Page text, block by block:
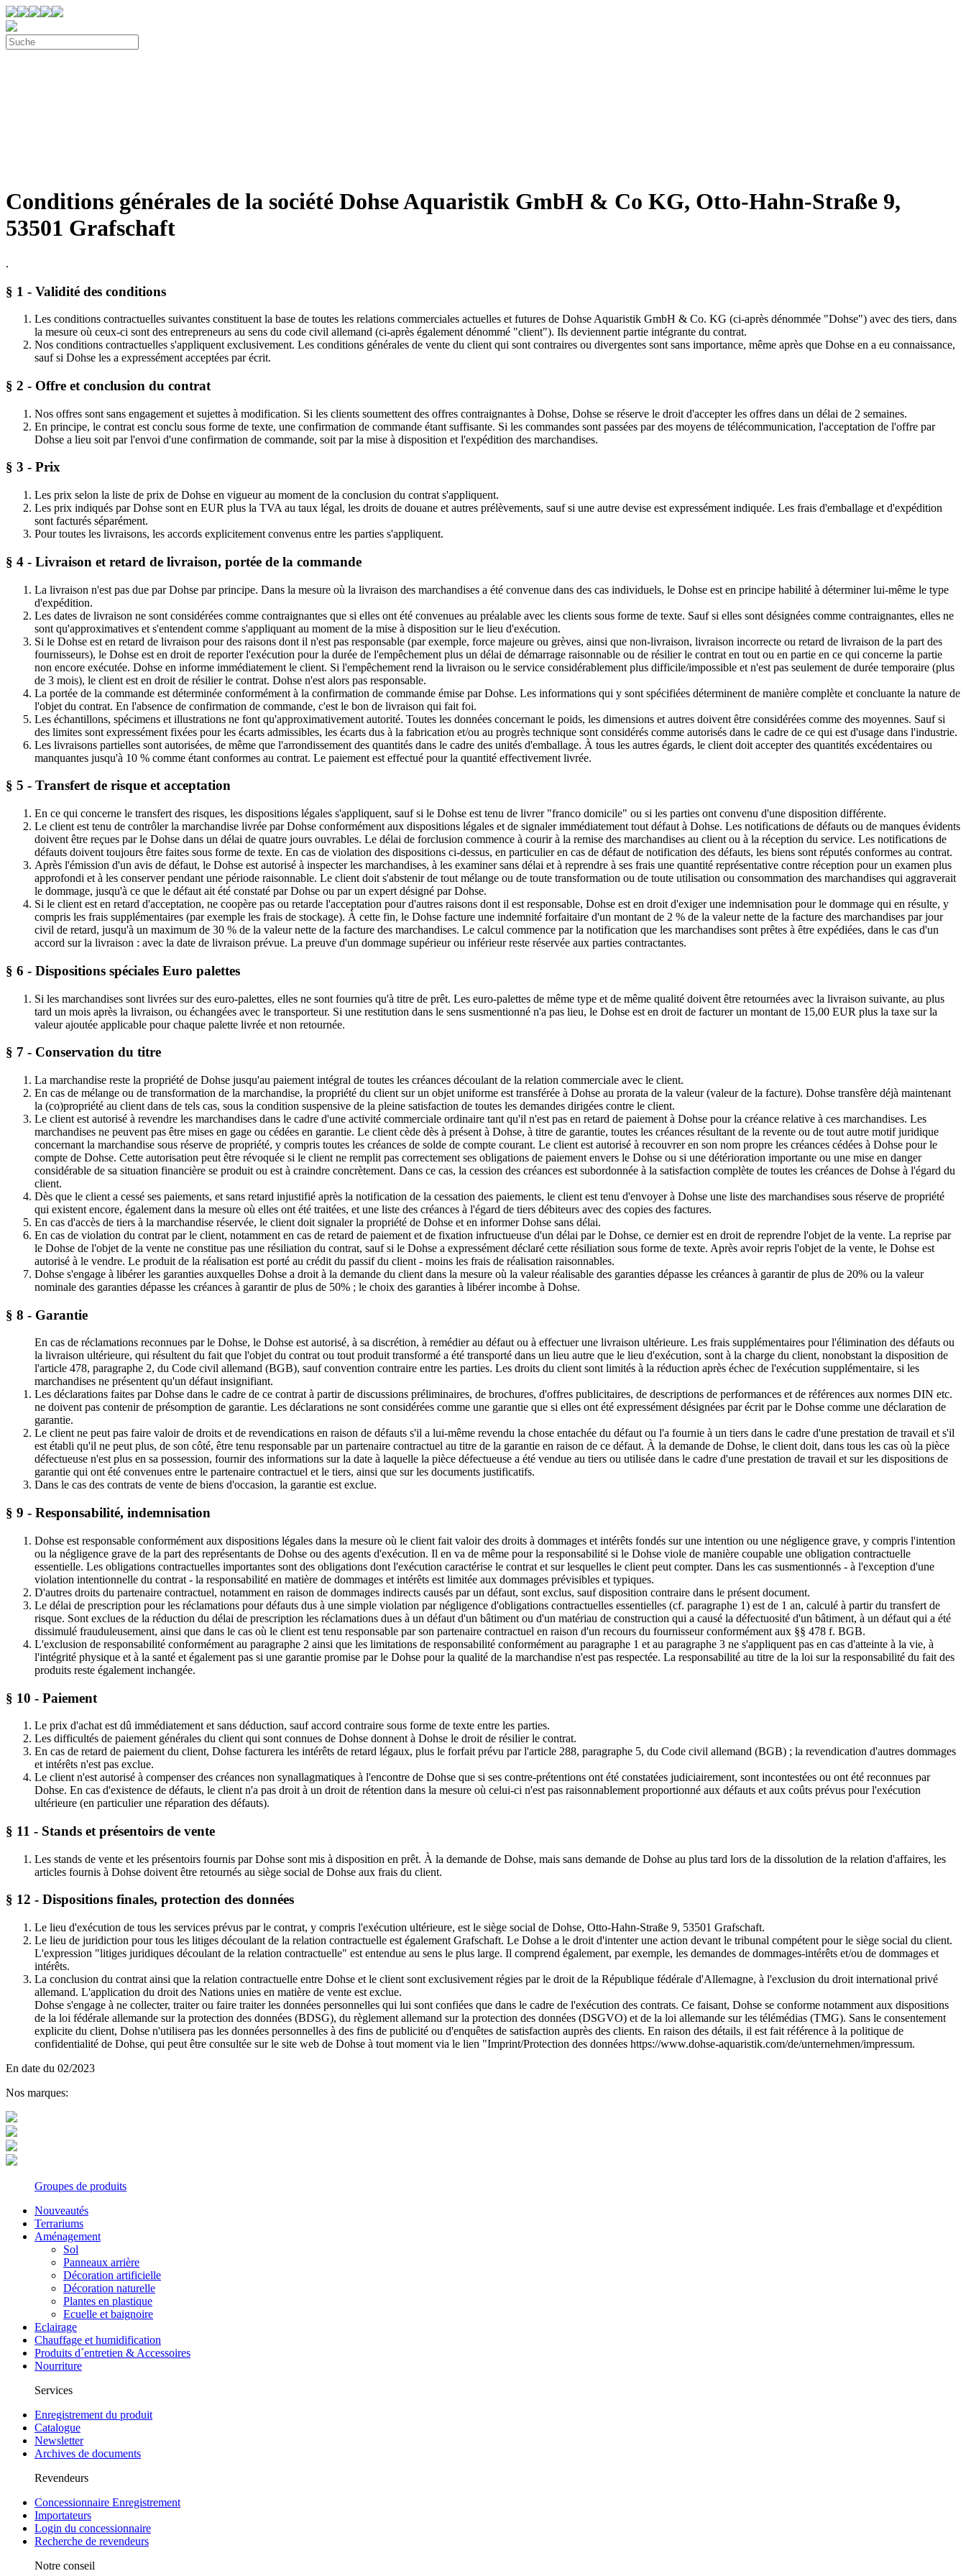
Conditions générales de la société Dohse Aquaristik GmbH & Co KG, Otto-Hahn-Straße 9,
53501 Grafschaft
.
§ 1 - Validité des conditions
Les conditions contractuelles suivantes constituent la base de toutes les relations commerciales actuelles et futures de Dohse Aquaristik GmbH & Co. KG (ci-après dénommée "Dohse") avec des tiers, dans
la mesure où ceux-ci sont des entrepreneurs au sens du code civil allemand (ci-après également dénommé "client"). Ils deviennent partie intégrante du contrat.
Nos conditions contractuelles s'appliquent exclusivement. Les conditions générales de vente du client qui sont contraires ou divergentes sont sans importance, même après que Dohse en a eu connaissance,
sauf si Dohse les a expressément acceptées par écrit.
§ 2 - Offre et conclusion du contrat
Nos offres sont sans engagement et sujettes à modification. Si les clients soumettent des offres contraignantes à Dohse, Dohse se réserve le droit d'accepter les offres dans un délai de 2 semaines.
En principe, le contrat est conclu sous forme de texte, une confirmation de commande étant suffisante. Si les commandes sont passées par des moyens de télécommunication, l'acceptation de l'offre par
Dohse a lieu soit par l'envoi d'une confirmation de commande, soit par la mise à disposition et l'expédition des marchandises.
§ 3 - Prix
Les prix selon la liste de prix de Dohse en vigueur au moment de la conclusion du contrat s'appliquent.
Les prix indiqués par Dohse sont en EUR plus la TVA au taux légal, les droits de douane et autres prélèvements, sauf si une autre devise est expressément indiquée. Les frais d'emballage et d'expédition
sont facturés séparément.
Pour toutes les livraisons, les accords explicitement convenus entre les parties s'appliquent.
§ 4 - Livraison et retard de livraison, portée de la commande
La livraison n'est pas due par Dohse par principe. Dans la mesure où la livraison des marchandises a été convenue dans des cas individuels, le Dohse est en principe habilité à déterminer lui-même le type
d'expédition.
Les dates de livraison ne sont considérées comme contraignantes que si elles ont été convenues au préalable avec les clients sous forme de texte. Sauf si elles sont désignées comme contraignantes, elles ne
sont qu'approximatives et s'entendent comme s'appliquant au moment de la mise à disposition sur le lieu d'exécution.
Si le Dohse est en retard de livraison pour des raisons dont il n'est pas responsable (par exemple, force majeure ou grèves, ainsi que non-livraison, livraison incorrecte ou retard de livraison de la part des
fournisseurs), le Dohse est en droit de reporter l'exécution pour la durée de l'empêchement plus un délai de démarrage raisonnable ou de résilier le contrat en tout ou en partie en ce qui concerne la partie
non encore exécutée. Dohse en informe immédiatement le client. Si l'empêchement rend la livraison ou le service considérablement plus difficile/impossible et n'est pas seulement de durée temporaire (plus
de 3 mois), le client est en droit de résilier le contrat. Dohse n'est alors pas responsable.
La portée de la commande est déterminée conformément à la confirmation de commande émise par Dohse. Les informations qui y sont spécifiées déterminent de manière complète et concluante la nature de
l'objet du contrat. En l'absence de confirmation de commande, c'est le bon de livraison qui fait foi.
Les échantillons, spécimens et illustrations ne font qu'approximativement autorité. Toutes les données concernant le poids, les dimensions et autres doivent être considérées comme des moyennes. Sauf si
des limites sont expressément fixées pour les écarts admissibles, les écarts dus à la fabrication et/ou au progrès technique sont considérés comme autorisés dans le cadre de ce qui est d'usage dans l'industrie.
Les livraisons partielles sont autorisées, de même que l'arrondissement des quantités dans le cadre des unités d'emballage. À tous les autres égards, le client doit accepter des quantités excédentaires ou
manquantes jusqu'à 10 % comme étant conformes au contrat. Le paiement est effectué pour la quantité effectivement livrée.
§ 5 - Transfert de risque et acceptation
En ce qui concerne le transfert des risques, les dispositions légales s'appliquent, sauf si le Dohse est tenu de livrer "franco domicile" ou si les parties ont convenu d'une disposition différente.
Le client est tenu de contrôler la marchandise livrée par Dohse conformément aux dispositions légales et de signaler immédiatement tout défaut à Dohse. Les notifications de défauts ou de manques évidents
doivent être reçues par le Dohse dans un délai de quatre jours ouvrables. Le délai de forclusion commence à courir à la remise des marchandises au client ou à la réception du service. Les notifications de
défauts doivent toujours être faites sous forme de texte. En cas de violation des dispositions ci-dessus, en particulier en cas de défaut de notification des défauts, les biens sont réputés conformes au contrat.
Après l'émission d'un avis de défaut, le Dohse est autorisé à inspecter les marchandises, à les examiner sans délai et à reprendre à ses frais une quantité représentative contre réception pour un examen plus
approfondi et à les conserver pendant une période raisonnable. Le client doit s'abstenir de tout mélange ou de toute transformation ou de toute utilisation ou consommation des marchandises qui aggraverait
le dommage, jusqu'à ce que le défaut ait été constaté par Dohse ou par un expert désigné par Dohse.
Si le client est en retard d'acceptation, ne coopère pas ou retarde l'acceptation pour d'autres raisons dont il est responsable, Dohse est en droit d'exiger une indemnisation pour le dommage qui en résulte, y
compris les frais supplémentaires (par exemple les frais de stockage). À cette fin, le Dohse facture une indemnité forfaitaire d'un montant de 2 % de la valeur nette de la facture des marchandises par jour
civil de retard, jusqu'à un maximum de 30 % de la valeur nette de la facture des marchandises. Le calcul commence par la notification que les marchandises sont prêtes à être expédiées, dans le cas d'un
accord sur la livraison : avec la date de livraison prévue. La preuve d'un dommage supérieur ou inférieur reste réservée aux parties contractantes.
§ 6 - Dispositions spéciales Euro palettes
Si les marchandises sont livrées sur des euro-palettes, elles ne sont fournies qu'à titre de prêt. Les euro-palettes de même type et de même qualité doivent être retournées avec la livraison suivante, au plus
tard un mois après la livraison, ou échangées avec le transporteur. Si une restitution dans le sens susmentionné n'a pas lieu, le Dohse est en droit de facturer un montant de 15,00 EUR plus la taxe sur la
valeur ajoutée applicable pour chaque palette livrée et non retournée.
§ 7 - Conservation du titre
La marchandise reste la propriété de Dohse jusqu'au paiement intégral de toutes les créances découlant de la relation commerciale avec le client.
En cas de mélange ou de transformation de la marchandise, la propriété du client sur un objet uniforme est transférée à Dohse au prorata de la valeur (valeur de la facture). Dohse transfère déjà maintenant
la (co)propriété au client dans de tels cas, sous la condition suspensive de la pleine satisfaction de toutes les demandes dirigées contre le client.
Le client est autorisé à revendre les marchandises dans le cadre d'une activité commerciale ordinaire tant qu'il n'est pas en retard de paiement à Dohse pour la créance relative à ces marchandises. Les
marchandises ne peuvent pas être mises en gage ou cédées en garantie. Le client cède dès à présent à Dohse, à titre de garantie, toutes les créances résultant de la revente ou de tout autre motif juridique
concernant la marchandise sous réserve de propriété, y compris toutes les créances de solde de compte courant. Le client est autorisé à recouvrer en son nom propre les créances cédées à Dohse pour le
compte de Dohse. Cette autorisation peut être révoquée si le client ne remplit pas correctement ses obligations de paiement envers le Dohse ou si une détérioration importante ou une mise en danger
considérable de sa situation financière se produit ou est à craindre concrètement. Dans ce cas, la cession des créances est subordonnée à la satisfaction complète de toutes les créances de Dohse à l'égard du
client.
Dès que le client a cessé ses paiements, et sans retard injustifié après la notification de la cessation des paiements, le client est tenu d'envoyer à Dohse une liste des marchandises sous réserve de propriété
qui existent encore, également dans la mesure où elles ont été traitées, et une liste des créances à l'égard de tiers débiteurs avec des copies des factures.
En cas d'accès de tiers à la marchandise réservée, le client doit signaler la propriété de Dohse et en informer Dohse sans délai.
En cas de violation du contrat par le client, notamment en cas de retard de paiement et de fixation infructueuse d'un délai par le Dohse, ce dernier est en droit de reprendre l'objet de la vente. La reprise par
le Dohse de l'objet de la vente ne constitue pas une résiliation du contrat, sauf si le Dohse a expressément déclaré cette résiliation sous forme de texte. Après avoir repris l'objet de la vente, le Dohse est
autorisé à le vendre. Le produit de la réalisation est porté au crédit du passif du client - moins les frais de réalisation raisonnables.
Dohse s'engage à libérer les garanties auxquelles Dohse a droit à la demande du client dans la mesure où la valeur réalisable des garanties dépasse les créances à garantir de plus de 20% ou la valeur
nominale des garanties dépasse les créances à garantir de plus de 50% ; le choix des garanties à libérer incombe à Dohse.
§ 8 - Garantie
En cas de réclamations reconnues par le Dohse, le Dohse est autorisé, à sa discrétion, à remédier au défaut ou à effectuer une livraison ultérieure. Les frais supplémentaires pour l'élimination des défauts ou
la livraison ultérieure, qui résultent du fait que l'objet du contrat ou tout produit transformé a été transporté dans un lieu autre que le lieu d'exécution, sont à la charge du client, nonobstant la disposition de
l'article 478, paragraphe 2, du Code civil allemand (BGB), sauf convention contraire entre les parties. Les droits du client sont limités à la réduction après échec de l'exécution supplémentaire, si les
marchandises ne présentent qu'un défaut insignifiant.
Les déclarations faites par Dohse dans le cadre de ce contrat à partir de discussions préliminaires, de brochures, d'offres publicitaires, de descriptions de performances et de références aux normes DIN etc.
ne doivent pas contenir de présomption de garantie. Les déclarations ne sont considérées comme une garantie que si elles ont été expressément désignées par écrit par le Dohse comme une déclaration de
garantie.
Le client ne peut pas faire valoir de droits et de revendications en raison de défauts s'il a lui-même revendu la chose entachée du défaut ou l'a fournie à un tiers dans le cadre d'une prestation de travail et s'il
est établi qu'il ne peut plus, de son côté, être tenu responsable par un partenaire contractuel au titre de la garantie en raison de ce défaut. À la demande de Dohse, le client doit, dans tous les cas où la pièce
défectueuse n'est plus en sa possession, fournir des informations sur la date à laquelle la pièce défectueuse a été vendue au tiers ou utilisée dans le cadre d'une prestation de travail et sur les dispositions de
garantie qui ont été convenues entre le partenaire contractuel et le tiers, ainsi que sur les documents justificatifs.
Dans le cas des contrats de vente de biens d'occasion, la garantie est exclue.
§ 9 - Responsabilité, indemnisation
Dohse est responsable conformément aux dispositions légales dans la mesure où le client fait valoir des droits à dommages et intérêts fondés sur une intention ou une négligence grave, y compris l'intention
ou la négligence grave de la part des représentants de Dohse ou des agents d'exécution. Il en va de même pour la responsabilité si le Dohse viole de manière coupable une obligation contractuelle
essentielle. Les obligations contractuelles importantes sont des obligations dont l'exécution caractérise le contrat et sur lesquelles le client peut compter. Dans les cas susmentionnés - à l'exception d'une
violation intentionnelle du contrat - la responsabilité en matière de dommages et intérêts est limitée aux dommages prévisibles et typiques.
D'autres droits du partenaire contractuel, notamment en raison de dommages indirects causés par un défaut, sont exclus, sauf disposition contraire dans le présent document.
Le délai de prescription pour les réclamations pour défauts dus à une simple violation par négligence d'obligations contractuelles essentielles (cf. paragraphe 1) est de 1 an, calculé à partir du transfert de
risque. Sont exclues de la réduction du délai de prescription les réclamations dues à un défaut d'un bâtiment ou d'un matériau de construction qui a causé la défectuosité d'un bâtiment, à un défaut qui a été
dissimulé frauduleusement, ainsi que dans le cas où le client est tenu responsable par son partenaire contractuel en raison d'un recours du fournisseur conformément aux §§ 478 f. BGB.
L'exclusion de responsabilité conformément au paragraphe 2 ainsi que les limitations de responsabilité conformément au paragraphe 1 et au paragraphe 3 ne s'appliquent pas en cas d'atteinte à la vie, à
l'intégrité physique et à la santé et également pas si une garantie promise par le Dohse pour la qualité de la marchandise n'est pas respectée. La responsabilité au titre de la loi sur la responsabilité du fait des
produits reste également inchangée.
§ 10 - Paiement
Le prix d'achat est dû immédiatement et sans déduction, sauf accord contraire sous forme de texte entre les parties.
Les difficultés de paiement générales du client qui sont connues de Dohse donnent à Dohse le droit de résilier le contrat.
En cas de retard de paiement du client, Dohse facturera les intérêts de retard légaux, plus le forfait prévu par l'article 288, paragraphe 5, du Code civil allemand (BGB) ; la revendication d'autres dommages
et intérêts n'est pas exclue.
Le client n'est autorisé à compenser des créances non synallagmatiques à l'encontre de Dohse que si ses contre-prétentions ont été constatées judiciairement, sont incontestées ou ont été reconnues par
Dohse. En cas d'existence de défauts, le client n'a pas droit à un droit de rétention dans la mesure où celui-ci n'est pas raisonnablement proportionné aux défauts et aux coûts prévus pour l'exécution
ultérieure (en particulier une réparation des défauts).
§ 11 - Stands et présentoirs de vente
Les stands de vente et les présentoirs fournis par Dohse sont mis à disposition en prêt. À la demande de Dohse, mais sans demande de Dohse au plus tard lors de la dissolution de la relation d'affaires, les
articles fournis à Dohse doivent être retournés au siège social de Dohse aux frais du client.
§ 12 - Dispositions finales, protection des données
Le lieu d'exécution de tous les services prévus par le contrat, y compris l'exécution ultérieure, est le siège social de Dohse, Otto-Hahn-Straße 9, 53501 Grafschaft.
Le lieu de juridiction pour tous les litiges découlant de la relation contractuelle est également Grafschaft. Le Dohse a le droit d'intenter une action devant le tribunal compétent pour le siège social du client.
L'expression "litiges juridiques découlant de la relation contractuelle" est entendue au sens le plus large. Il comprend également, par exemple, les demandes de dommages-intérêts et/ou de dommages et
intérêts.
La conclusion du contrat ainsi que la relation contractuelle entre Dohse et le client sont exclusivement régies par le droit de la République fédérale d'Allemagne, à l'exclusion du droit international privé
allemand. L'application du droit des Nations unies en matière de vente est exclue.
Dohse s'engage à ne collecter, traiter ou faire traiter les données personnelles qui lui sont confiées que dans le cadre de l'exécution des contrats. Ce faisant, Dohse se conforme notamment aux dispositions
de la loi fédérale allemande sur la protection des données (BDSG), du règlement allemand sur la protection des données (DSGVO) et de la loi allemande sur les télémédias (TMG). Sans le consentement
explicite du client, Dohse n'utilisera pas les données personnelles à des fins de publicité ou d'enquêtes de satisfaction auprès des clients. En raison des détails, il est fait référence à la politique de
confidentialité de Dohse, qui peut être consultée sur le site web de Dohse à tout moment via le lien "Imprint/Protection des données https://www.dohse-aquaristik.com/de/unternehmen/impressum.
En date du 02/2023
Nos marques:
Groupes de produits
Nouveautés
Terrariums
Aménagement
Sol
Panneaux arrière
Décoration artificielle
Décoration naturelle
Plantes en plastique
Ecuelle et baignoire
Eclairage
Chauffage et humidification
Produits d´entretien & Accessoires
Nourriture
Services
Enregistrement du produit
Catalogue
Newsletter
Archives de documents
Revendeurs
Concessionnaire Enregistrement
Importateurs
Login du concessionnaire
Recherche de revendeurs
Notre conseil